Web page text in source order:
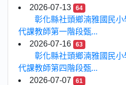
2026-07-13
64
彰化縣社頭鄉湳雅國民
代課教師第一階段甄...
2026-07-16
63
彰化縣社頭鄉湳雅國民
代課教師第四階段甄...
2026-07-07
61